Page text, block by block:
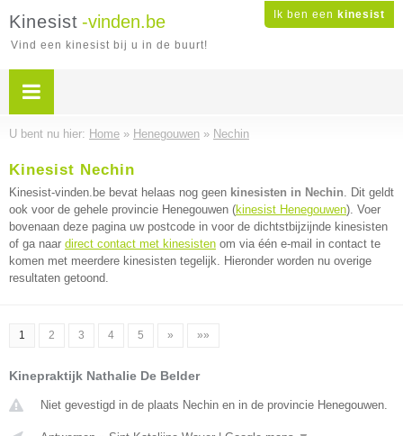
Ik ben een kinesist
Kinesist -vinden.be
Vind een kinesist bij u in de buurt!
U bent nu hier: Home » Henegouwen » Nechin
Kinesist Nechin
Kinesist-vinden.be bevat helaas nog geen kinesisten in Nechin. Dit geldt
ook voor de gehele provincie Henegouwen (kinesist Henegouwen). Voer
bovenaan deze pagina uw postcode in voor de dichtstbijzijnde kinesisten
of ga naar direct contact met kinesisten om via één e-mail in contact te
komen met meerdere kinesisten tegelijk. Hieronder worden nu overige
resultaten getoond.
1 2 3 4 5 » »»
Kinepraktijk Nathalie De Belder
Niet gevestigd in de plaats Nechin en in de provincie Henegouwen.